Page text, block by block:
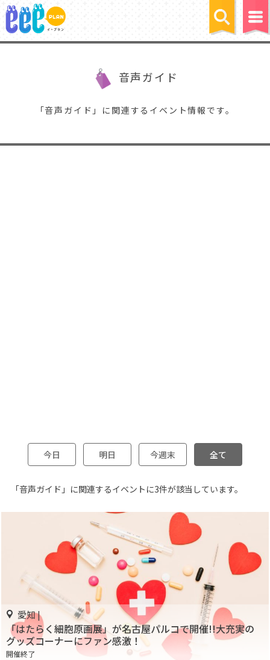
音声ガイド
「音声ガイド」に関連するイベント情報です。
今日 明日 今週末 全て
「音声ガイド」に関連するイベントに3件が該当しています。
愛知 |
「はたらく細胞原画展」が名古屋パルコで開催!!大充実の
グッズコーナーにファン感激！
開催終了